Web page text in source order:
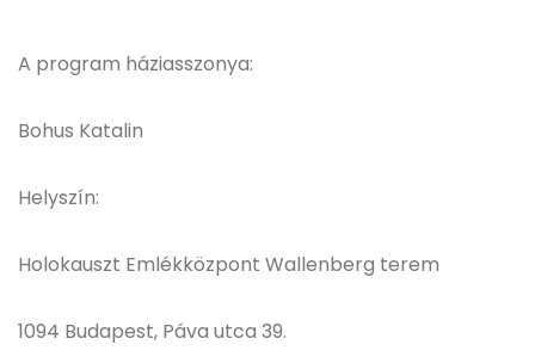
A program háziasszonya:
Bohus Katalin
Helyszín:
Holokauszt Emlékközpont Wallenberg terem
1094 Budapest, Páva utca 39.